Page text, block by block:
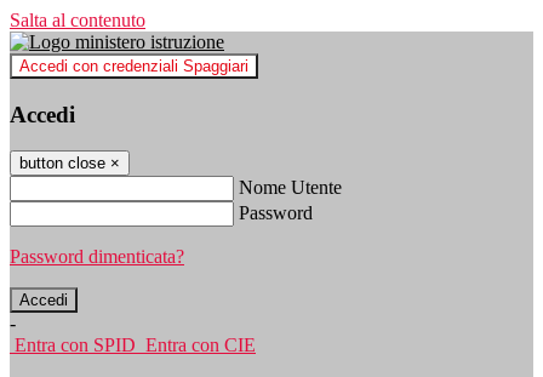
Salta al contenuto
Accedi con credenziali Spaggiari
Accedi
button close ×
Nome Utente
Password
Password dimenticata?
-
Entra con SPID Entra con CIE